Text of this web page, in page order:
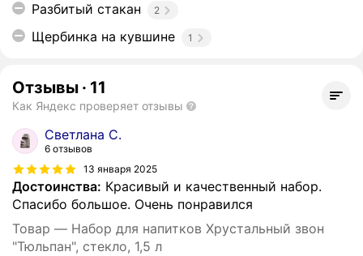
Разбитый стакан 2
Щербинка на кувшине 1
Отзывы · 11
Как Яндекс проверяет отзывы
Светлана С.
6 отзывов
13 января 2025
Достоинства: Красивый и качественный набор.
Спасибо большое. Очень понравился
Товар — Набор для напитков Хрустальный звон
"Тюльпан", стекло, 1,5 л